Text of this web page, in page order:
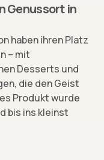
Genussort in
haben ihren Platz
– mit
Desserts und
die den Geist
Produkt wurde
bis ins kleinst